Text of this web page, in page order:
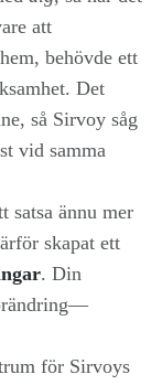
att
behövde ett
Det
så Sirvoy såg
vid samma
satsa ännu mer
skapat ett
. Din
för Sirvoys